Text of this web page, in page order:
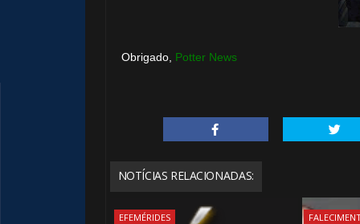
Obrigado, Potter News
NOTÍCIAS RELACIONADAS:
EFEMÉRIDES